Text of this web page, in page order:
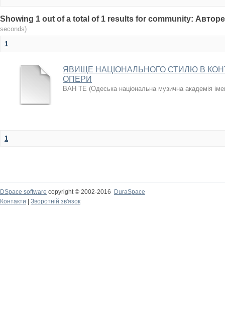
Showing 1 out of a total of 1 results for community:
seconds)
1
ЯВИЩЕ НАЦІОНАЛЬНОГО СТИЛЮ В
ОПЕРИ
ВАН ТЕ (Одеська національна музична академія
1
DSpace software copyright © 2002-2016
DuraSpace
Контакти
Зворотній зв'язок